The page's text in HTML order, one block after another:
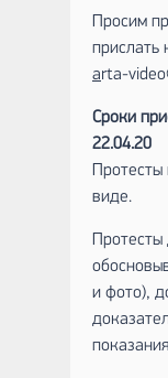
Просим
прислать
arta-
Сроки
22.04.20
Протесты
виде.
и фото),